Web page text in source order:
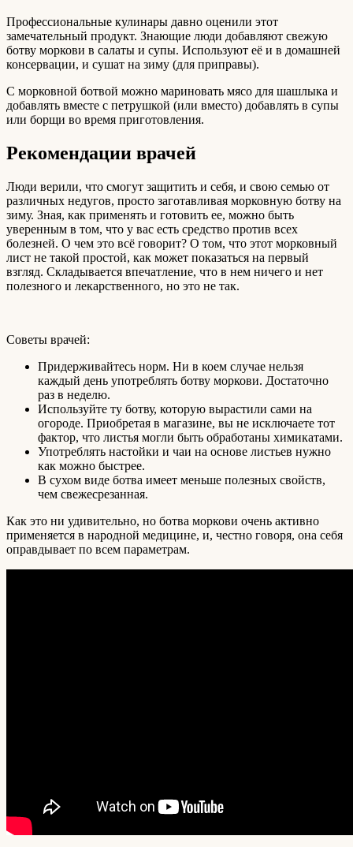
Профессиональные кулинары давно оценили этот
замечательный продукт. Знающие люди добавляют свежую
ботву моркови в салаты и супы. Используют её и в домашней
консервации, и сушат на зиму (для приправы).
С морковной ботвой можно мариновать мясо для шашлыка и
добавлять вместе с петрушкой (или вместо) добавлять в супы
или борщи во время приготовления.
Рекомендации врачей
Люди верили, что смогут защитить и себя, и свою семью от
различных недугов, просто заготавливая морковную ботву на
зиму. Зная, как применять и готовить ее, можно быть
уверенным в том, что у вас есть средство против всех
болезней. О чем это всё говорит? О том, что этот морковный
лист не такой простой, как может показаться на первый
взгляд. Складывается впечатление, что в нем ничего и нет
полезного и лекарственного, но это не так.
Советы врачей:
Придерживайтесь норм. Ни в коем случае нельзя
каждый день употреблять ботву моркови. Достаточно
раз в неделю.
Используйте ту ботву, которую вырастили сами на
огороде. Приобретая в магазине, вы не исключаете тот
фактор, что листья могли быть обработаны химикатами.
Употреблять настойки и чаи на основе листьев нужно
как можно быстрее.
В сухом виде ботва имеет меньше полезных свойств,
чем свежесрезанная.
Как это ни удивительно, но ботва моркови очень активно
применяется в народной медицине, и, честно говоря, она себя
оправдывает по всем параметрам.